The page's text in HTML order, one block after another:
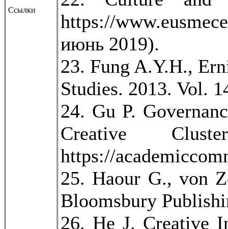
Ссылки
https://
июнь 2019).
23. Fung A.Y.H.,
Studies. 2013. Vol.
24. Gu P.
Creative
https://
25. Haour G., von
Bloomsbury
26. He J. Creative